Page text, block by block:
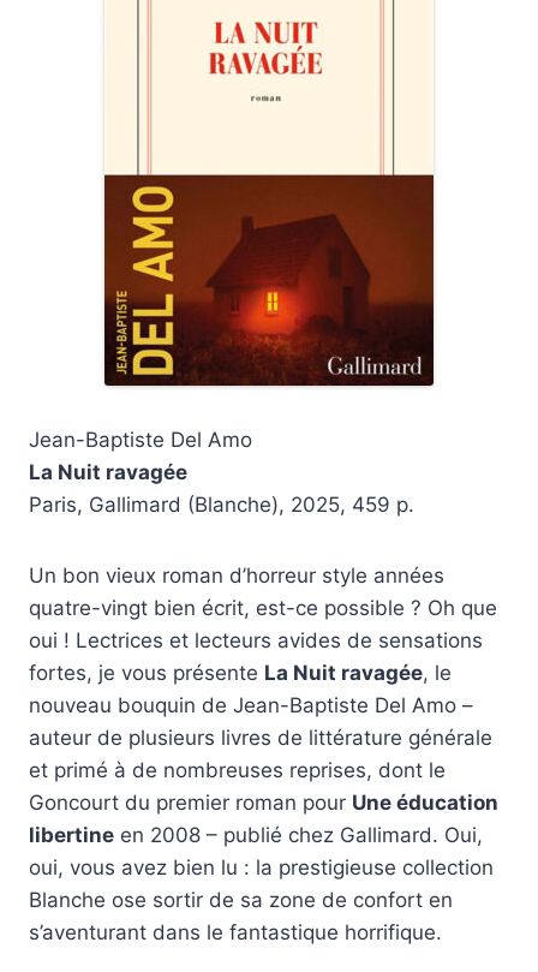
Jean-Baptiste Del Amo
La Nuit ravagée
Paris, Gallimard (Blanche), 2025, 459 p.
Un bon vieux roman d’horreur style années
quatre-vingt bien écrit, est-ce possible ? Oh que
oui ! Lectrices et lecteurs avides de sensations
fortes, je vous présente La Nuit ravagée, le
nouveau bouquin de Jean-Baptiste Del Amo –
auteur de plusieurs livres de littérature générale
et primé à de nombreuses reprises, dont le
Goncourt du premier roman pour Une éducation
libertine en 2008 – publié chez Gallimard. Oui,
oui, vous avez bien lu : la prestigieuse collection
Blanche ose sortir de sa zone de confort en
s’aventurant dans le fantastique horrifique.